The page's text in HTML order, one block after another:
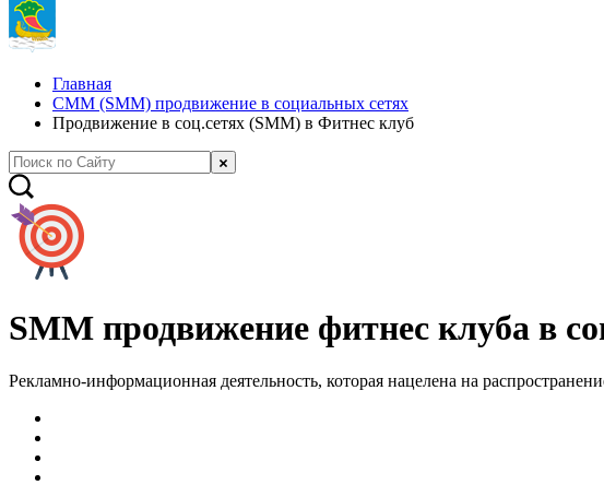
Главная
СММ (SMM) продвижение в социальных сетях
Продвижение в соц.сетях (SMM) в Фитнес клуб
SMM продвижение фитнес клуба в
Рекламно-информационная деятельность, которая нацелена на